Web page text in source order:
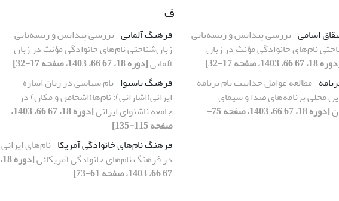
اسامی بررسی پیدایش و ریشه‌یابی
نام‌های خانوادگی مؤنث در زبان
67 66، 1403، صفحه 17-32]
مطالعه عوامل جذابیت نام برنامه
محلی برنامه‌های صدا و سیمای
[دوره 18، 67 66، 1403، صفحه 75-
ف
فرهنگ آلمانی بررسی پیدایش و ریشه‌یابی
زبان‌شناختی نام‌های خانوادگی مؤنث در زبان
آلمانی[دوره 18، 67 66، 1403، صفحه 17-32]
فرهنگ ناشنوا نام ­شناسی در زبان اشاره
ایرانی(اشارانی): نام‌ها(اشخاص و مکان) در
جامعه ناشنوای ایرانی
[دوره 18، 67 66، 1403،
صفحه 115-135]
فرهنگ نام‌های خانوادگی آمریکا نام‌های ایرانی
در فرهنگ نام‌های خانوادگی آمریکائی
[دوره 18،
67 66، 1403، صفحه 61-73]